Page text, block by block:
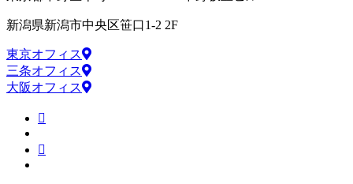
新潟県新潟市中央区笹口1-2 2F
東京オフィス
三条オフィス
大阪オフィス